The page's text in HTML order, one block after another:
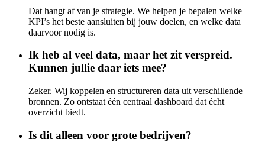
Dat hangt af van je strategie. We helpen je bepalen welke
KPI’s het beste aansluiten bij jouw doelen, en welke data
daarvoor nodig is.
Ik heb al veel data, maar het zit verspreid.
Kunnen jullie daar iets mee?
Zeker. Wij koppelen en structureren data uit verschillende
bronnen. Zo ontstaat één centraal dashboard dat écht
overzicht biedt.
Is dit alleen voor grote bedrijven?